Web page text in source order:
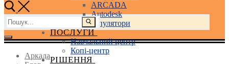
ARCADA
Autodesk
3D маніпулятори
ПОСЛУГИ
Навчальний центр
Копі-центр
РІШЕННЯ
Пошук:
Аркада